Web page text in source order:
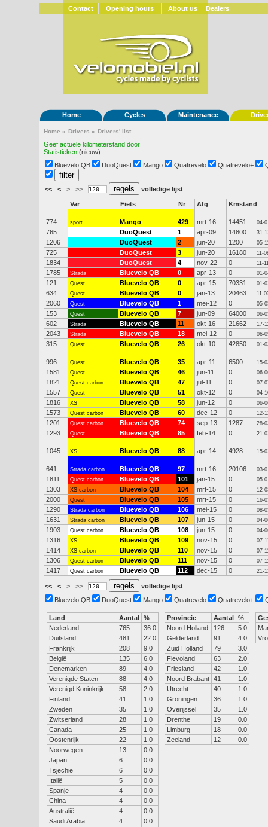
Contact Opening hours About us Dealers
Home Cycles Maintenance
Home » Drivers » Drivers' list
Geef actuele kilometerstand door
Statistieken (nieuw)
Bluevelo QB
DuoQuest Mango Quatrevelo Quatrevelo+
<< < > >> volledige lijst
Var Fiets Nr Afg Kmstand
774 sport Mango 429 mrt-16 14451 04-
765 DuoQuest 1 apr-09 14800 31-
1206 DuoQuest 2 jun-20 1200 05-
725 DuoQuest 3 jun-20 16180 11-
1834 DuoQuest 4 nov-22 0 11-
1785 Strada Bluevelo QB 0 apr-13 0 01-
121 Quest Bluevelo QB 0 apr-15 70331 01-
634 Quest Bluevelo QB 0 jan-13 20463 11-
2060 Quest Bluevelo QB 1 mei-12 0 05-
153 Quest Bluevelo QB 7 jun-09 64000 06-
602 Strada Bluevelo QB 11 okt-16 21662 17-
2043 Strada Bluevelo QB 18 mei-12 0 06-
315 Quest Bluevelo QB 26 okt-10 42850 01-
996 Quest Bluevelo QB 35 apr-11 6500 15-
1581 Quest Bluevelo QB 46 jun-11 0 06-
1821 Quest carbon Bluevelo QB 47 jul-11 0 07-
1557 Quest Bluevelo QB 51 okt-12 0 04-
1816 XS Bluevelo QB 58 jun-12 0 06-
1573 Quest carbon Bluevelo QB 60 dec-12 0 12-
1201 Quest carbon Bluevelo QB 74 sep-13 1287 28-
1293 Quest Bluevelo QB 85 feb-14 0 21-
1045 XS Bluevelo QB 88 apr-14 4928 15-
641 Strada carbon Bluevelo QB 97 mrt-16 20106 03-
1811 Quest carbon Bluevelo QB 101 jan-15 0 05-
1303 XS carbon Bluevelo QB 104 mrt-15 0 12-
2000 Quest Bluevelo QB 105 mrt-15 0 16-
1290 Strada carbon Bluevelo QB 106 mei-15 0 08-
1631 Strada carbon Bluevelo QB 107 jun-15 0 04-
1903 Quest carbon Bluevelo QB 108 jun-15 0 04-
1316 XS Bluevelo QB 109 nov-15 0 07-
1414 XS carbon Bluevelo QB 110 nov-15 0 07-
1306 Quest carbon Bluevelo QB 111 nov-15 0 07-
1417 Quest carbon Bluevelo QB 112 dec-15 0 21-
<< < > >>
volledige lijst
Bluevelo QB
DuoQuest Mango Quatrevelo Quatrevelo+
Land Aantal %
Nederland
765
36.0
Duitsland
481
22.0
Frankrijk
208
9.0
België
135
6.0
Denemarken
89
4.0
Verenigde Staten
88
4.0
Verenigd Koninkrijk
58
2.0
Finland
41
1.0
Zweden
35
1.0
Zwitserland
28
1.0
Canada
25
1.0
Oostenrijk
22
1.0
Noorwegen
13
0.0
Japan
6
0.0
Tsjechië
6
0.0
Italië
5
0.0
Spanje
4
0.0
China
4
0.0
Australië
4
0.0
Saudi Arabia
4
0.0
Provincie Aantal %
Noord Holland
126
5.0
Gelderland
91
4.0
Zuid Holland
79
3.0
Flevoland
63
2.0
Friesland
42
1.0
Noord Brabant 41
1.0
Utrecht
40
1.0
Groningen
36
1.0
Overijssel
35
1.0
Drenthe
19
0.0
Limburg
18
0.0
Zeeland
12 0.0